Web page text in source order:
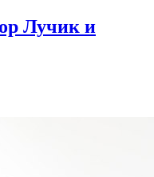
Лучик и